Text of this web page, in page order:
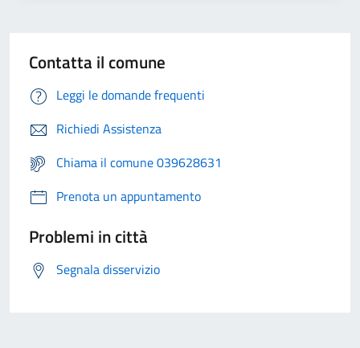
Contatta il comune
Leggi le domande frequenti
Richiedi Assistenza
Chiama il comune 039628631
Prenota un appuntamento
Problemi in città
Segnala disservizio